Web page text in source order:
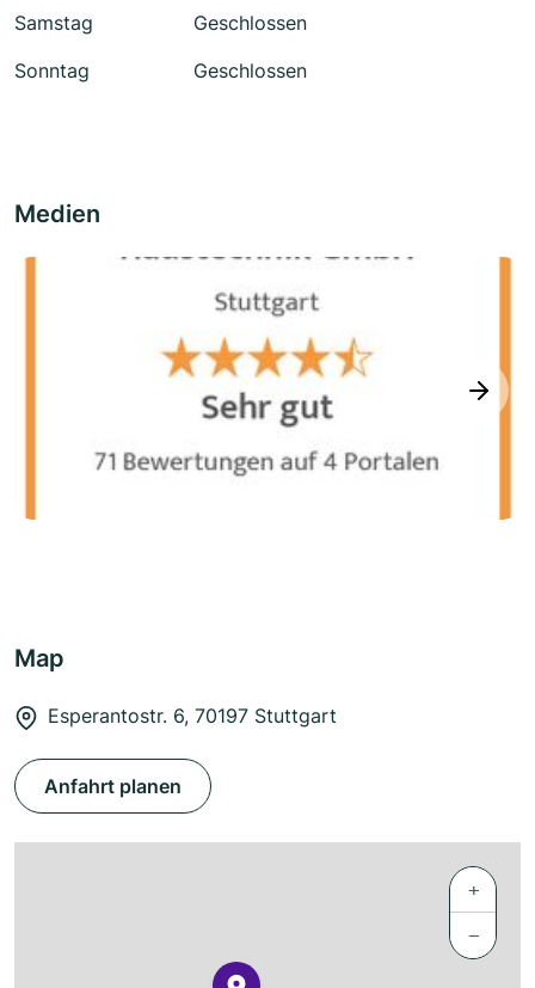
Samstag
Geschlossen
Sonntag
Geschlossen
Medien
next
Map
Esperantostr. 6, 70197 Stuttgart
Anfahrt planen
+
−